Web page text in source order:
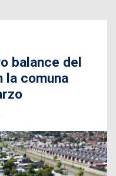
balance del
la comuna